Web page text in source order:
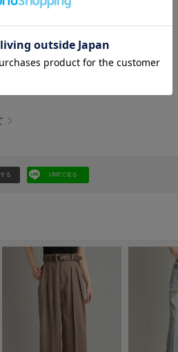
に30ポイントプレゼント！
ビューを書く
る LINEで送る